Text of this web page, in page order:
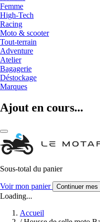
Femme
High-Tech
Racing
Moto & scooter
Tout-terrain
Adventure
Atelier
Bagagerie
Déstockage
Marques
Ajout en cours...
Sous-total du panier
Voir mon panier Continuer mes
Loading...
Accueil